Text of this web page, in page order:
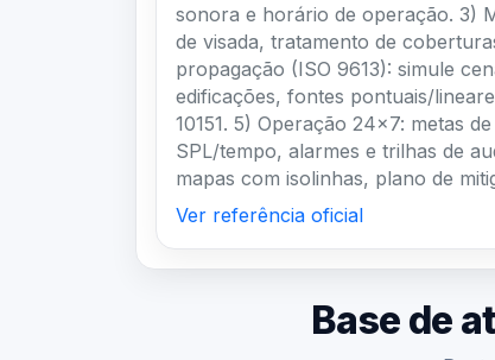
sonora e horário de operação. 3)
de visada, tratamento de
propagação (ISO 9613): simule
edificações, fontes pontuais/
10151. 5) Operação 24×7: metas
SPL/tempo, alarmes e trilhas de
mapas com isolinhas, plano de
Ver referência oficial
Base de